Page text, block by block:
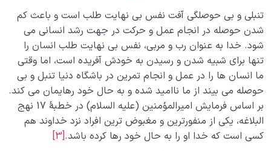
تنبلی و بی حوصلگی آفت نفس بی نهایت طلب است و باعث کم
شدن حوصله در انجام عمل و حرکت در جهت رشد انسانی می
شود. خدا به عنوان رب و مربی، نفس بی نهایت طلب انسان را
تنها برای شبیه شدن و رسیدن به خودش آفریده است، اما وقتی
ما انسان ها را در عمل و انجام تمرین در باشگاه دنیا تنبل و بی
حوصله می بیند از ما ناامید شده و به حال خود رهایمان می کند.
بر اساس فرمایش امیرالمؤمنین (علیه السلام) در خطبۀ 17 نهج
البلاغه، یکی از منفورترین و مغبوض ترین افراد نزد خداوند هم
کسی است که خدا او را به حال خود رها کرده باشد.[3]